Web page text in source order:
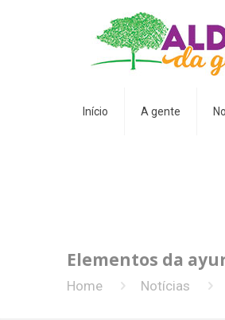
Início A gente
Elementos da
Home Notícias